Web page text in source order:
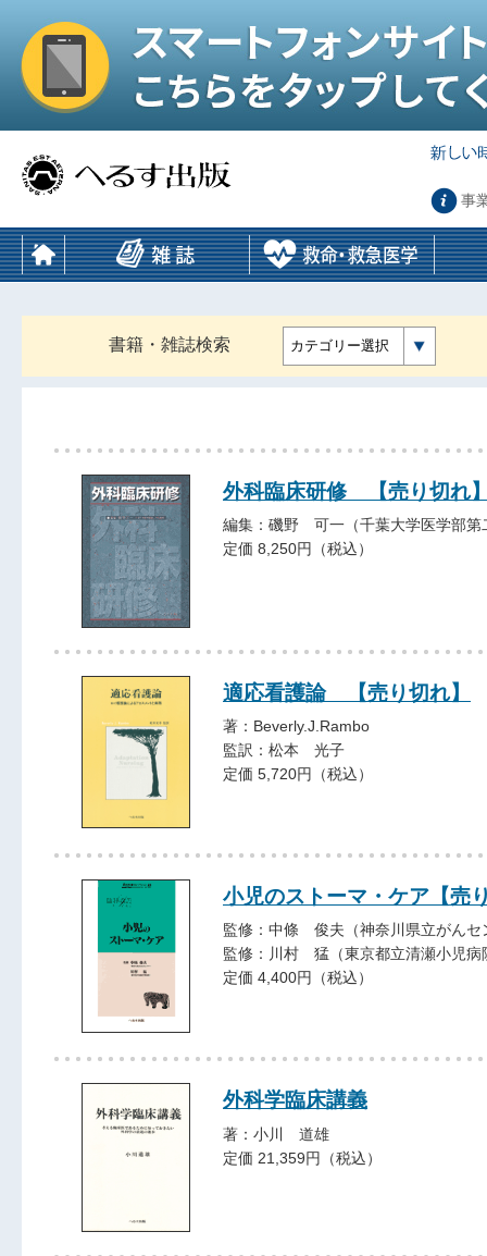
事
書籍・雑誌検索 カテゴリー選択
外科臨床研修 【売り切れ
編集：磯野 可一（千葉大学医学部第
定価 8,250円（税込）
適応看護論 【売り切れ】
著：Beverly.J.Rambo
監訳：松本 光子
定価 5,720円（税込）
小児のストーマ・ケア【売
監修：中條 俊夫（神奈川県立がんセ
監修：川村 猛（東京都立清瀬小児病
定価 4,400円（税込）
外科学臨床講義
著：小川 道雄
定価 21,359円（税込）